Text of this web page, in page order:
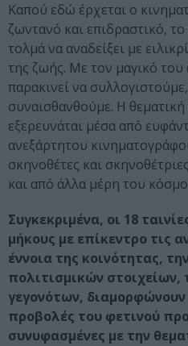
Καπού εδώ έρχεται ο
ζωντανό και επιδραστικό,
τολμά να αναδείξει με
της ζωής. Με τον μαγικό
παρακινεί να
συναισθανθούμε. Η
εξερευνάται μέσα από
ανεξάρτητου
σκηνοθέτες και
και από άλλα μέρη του
Συγκεκριμένα, οι 18
μήκους με επίκεντρο τις
έννοια της κοινότητας,
πολιτισμικών
γεγονότων, διαμορφώνουν
προβολές του φετινού
συνυφασμένες με την